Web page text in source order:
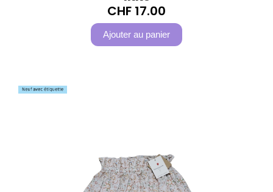
CHF 17.00
Ajouter au panier